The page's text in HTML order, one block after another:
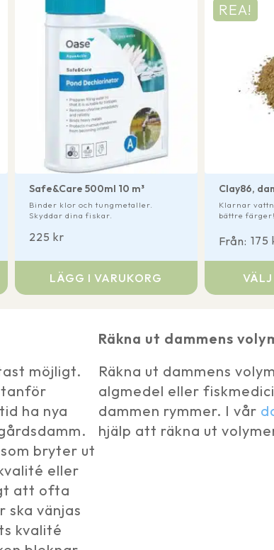
Safe&Care 500ml 10 m³
225 kr
Binder klor och tungmetaller.
Skyddar dina fiskar.
LÄGG I VARUKORG
REA!
Clay86,
Från: 175
Klarnar
bättre färger!
här
flera
varianter.
De
olika
möjligt.
ha nya
bryter ut
eller
att ofta
vänjas
kvalité
Räkna ut dammens
Räkna ut dammens
algmedel eller
dammen rymmer. I vår
hjälp att räkna ut